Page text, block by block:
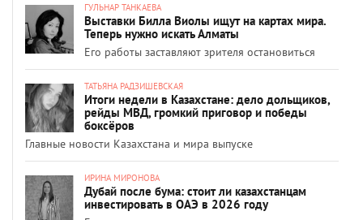
ГУЛЬНАР ТАНКАЕВА
Выставки Билла Виолы ищут на картах мира.
Теперь нужно искать Алматы
Его работы заставляют зрителя остановиться
ТАТЬЯНА РАДЗИШЕВСКАЯ
Итоги недели в Казахстане: дело дольщиков,
рейды МВД, громкий приговор и победы
боксёров
Главные новости Казахстана и мира выпуске
ИРИНА МИРОНОВА
Дубай после бума: стоит ли казахстанцам
инвестировать в ОАЭ в 2026 году